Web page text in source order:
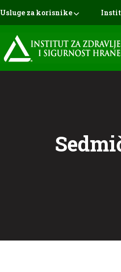
Usluge za korisnike